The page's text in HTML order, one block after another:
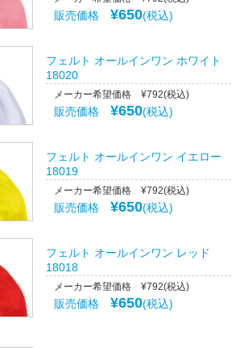
販売価格 ¥650(税込)
フェルト オールインワン ホワイト
18020
メーカー希望価格 ¥792(税込)
販売価格 ¥650(税込)
フェルト オールインワン イエロー
18019
メーカー希望価格 ¥792(税込)
販売価格 ¥650(税込)
フェルト オールインワン レッド
18018
メーカー希望価格 ¥792(税込)
販売価格 ¥650(税込)